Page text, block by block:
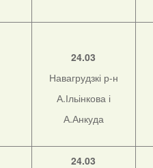
24.03
Навагрудзкі р-н
А.Ільінкова і
А.Анкуда
24.03